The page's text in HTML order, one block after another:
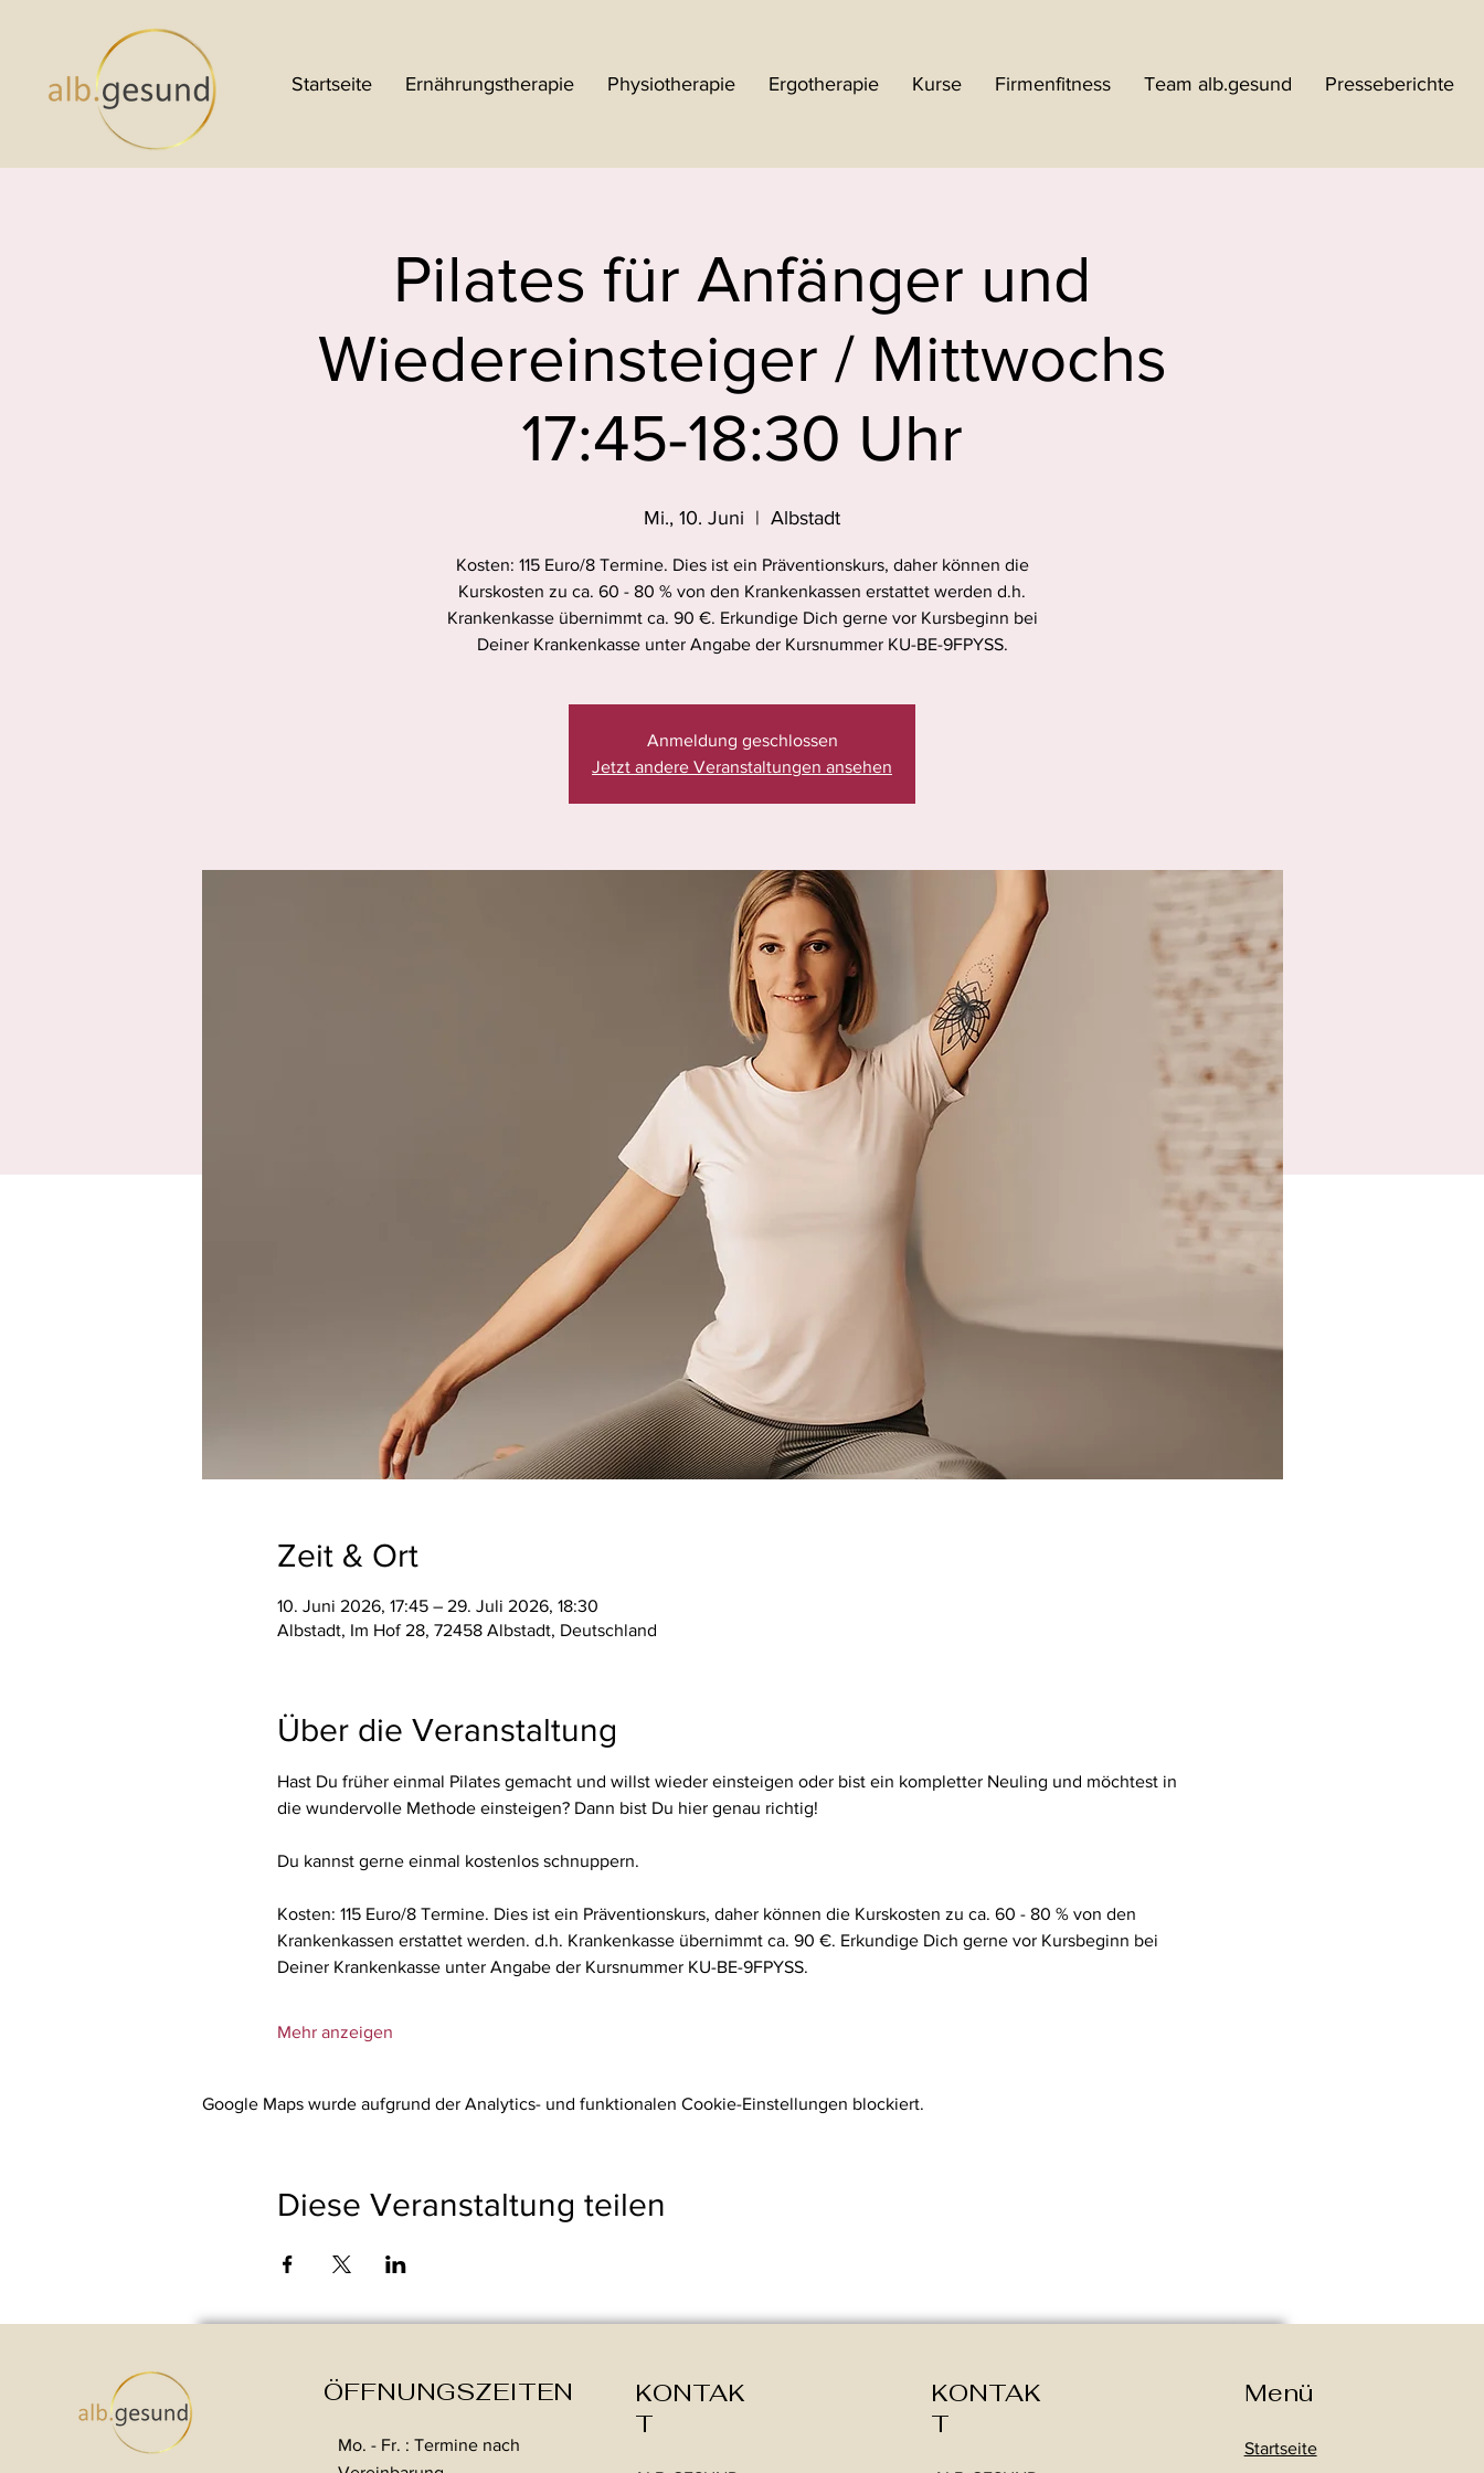
Startseite Ernährungstherapie Physiotherapie Ergotherapie Kurse Firmenfitness Team alb.gesund Presseberichte
Pilates für Anfänger und
Wiedereinsteiger / Mittwochs
17:45-18:30 Uhr
Mi., 10. Juni
  |
Albstadt
Kosten: 115 Euro/8 Termine. Dies ist ein Präventionskurs, daher können die
Kurskosten zu ca. 60 - 80 % von den Krankenkassen erstattet werden d.h.
Krankenkasse übernimmt ca. 90 €. Erkundige Dich gerne vor Kursbeginn bei
Deiner Krankenkasse unter Angabe der Kursnummer KU-BE-9FPYSS.
Anmeldung geschlossen
Jetzt andere Veranstaltungen ansehen
Zeit & Ort
10. Juni 2026, 17:45 – 29. Juli 2026, 18:30
Albstadt, Im Hof 28, 72458 Albstadt, Deutschland
Über die Veranstaltung
Hast Du früher einmal Pilates gemacht und willst wieder einsteigen oder bist ein kompletter Neuling und möchtest in
die wundervolle Methode einsteigen? Dann bist Du hier genau richtig!
Du kannst gerne einmal kostenlos schnuppern.
Kosten: 115 Euro/8 Termine. Dies ist ein Präventionskurs, daher können die Kurskosten zu ca. 60 - 80 % von den
Krankenkassen erstattet werden. d.h. Krankenkasse übernimmt ca. 90 €. Erkundige Dich gerne vor Kursbeginn bei
Deiner Krankenkasse unter Angabe der Kursnummer KU-BE-9FPYSS.
Mehr anzeigen
Google Maps wurde aufgrund der Analytics- und funktionalen Cookie-Einstellungen blockiert.
Diese Veranstaltung teilen
ÖFFNUNGSZEITEN
Mo. - Fr. : Termine nach
KONTAK
T
KONTAK
T
Menü
Startseite